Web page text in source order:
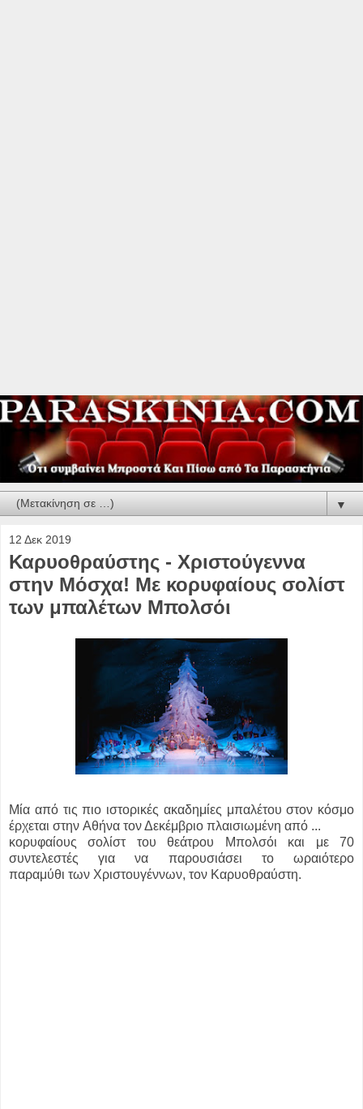
▼
12 Δεκ 2019
Καρυοθραύστης - Χριστούγεννα
στην Μόσχα! Με κορυφαίους σολίστ
των μπαλέτων Μπολσόι
Μία από τις πιο ιστορικές ακαδημίες μπαλέτου στον κόσμο
έρχεται στην Αθήνα τον Δεκέμβριο πλαισιωμένη από ...
κορυφαίους σολίστ του θεάτρου
Μπολσόι και με 70
συντελεστές για να παρουσιάσει το ωραιότερο
παραμύθι των Χριστουγέννων, τον Καρυοθραύστη.